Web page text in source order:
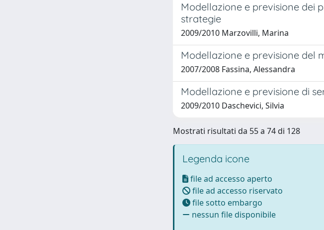
Modellazione e previsione dei
strategie
2009/2010 Marzovilli, Marina
Modellazione e previsione del
2007/2008 Fassina, Alessandra
Modellazione e previsione di
2009/2010 Daschevici, Silvia
Mostrati risultati da 55 a 74 di 128
Legenda icone
file ad accesso aperto
file ad accesso riservato
file sotto embargo
nessun file disponibile